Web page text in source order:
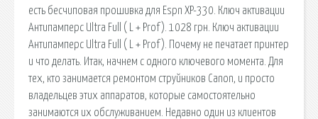
есть бесчиповая прошивка для Espn XP-330. Ключ активации
Антипамперс Ultra Full ( L + Prof). 1028 грн. Ключ активации
Антипамперс Ultra Full ( L + Prof). Почему не печатает принтер
и что делать. Итак, начнем с одного ключевого момента. Для
тех, кто занимается ремонтом струйников Canon, и просто
владельцев этих аппаратов, которые самостоятельно
занимаются их обслуживанием. Недавно один из клиентов